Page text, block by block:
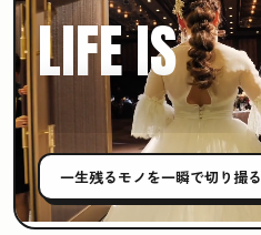
LIFE IS
CREATIVE
一生残るモノを一瞬で切り撮る